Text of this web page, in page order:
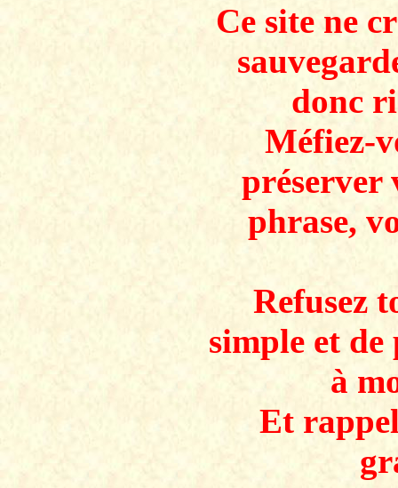
Ce site ne
donc
Méfiez-
préserver
phrase,
Refusez
simple et
à
Et